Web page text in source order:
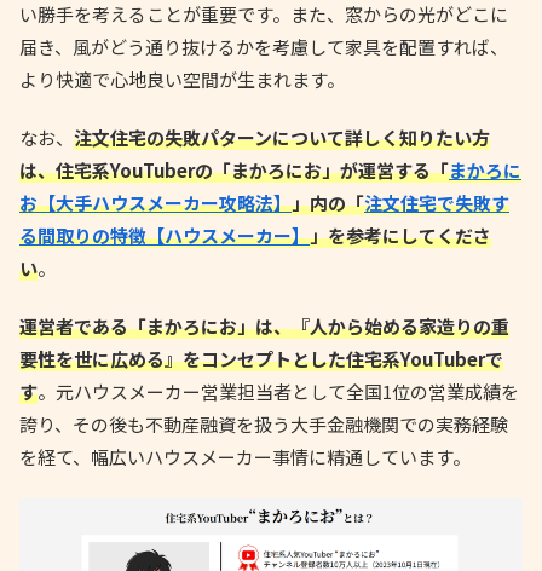
い勝手を考えることが重要です。また、窓からの光がどこに
届き、風がどう通り抜けるかを考慮して家具を配置すれば、
より快適で心地良い空間が生まれます。
なお、 注文住宅の失敗パターンについて詳しく知りたい方
は、住宅系YouTuberの「まかろにお」が運営する「まかろに
お【大手ハウスメーカー攻略法】」内の「注文住宅で失敗す
る間取りの特徴【ハウスメーカー】」を参考にしてくださ
い。
運営者である「まかろにお」は、『人から始める家造りの重
要性を世に広める』をコンセプトとした住宅系YouTuberで
す。元ハウスメーカー営業担当者として全国1位の営業成績を
誇り、その後も不動産融資を扱う大手金融機関での実務経験
を経て、幅広いハウスメーカー事情に精通しています。